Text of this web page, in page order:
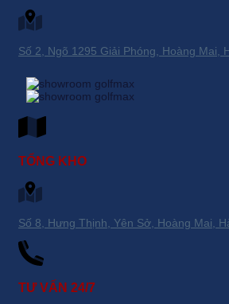
Số 2, Ngõ 1295 Giải Phóng, Hoàng Mai,
TỔNG KHO
Số 8, Hưng Thịnh, Yên Sở, Hoàng Mai,
TƯ VẤN 24/7